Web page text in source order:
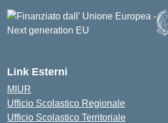
Link Esterni
MIUR
Ufficio Scolastico Regionale
Ufficio Scolastico Territoriale